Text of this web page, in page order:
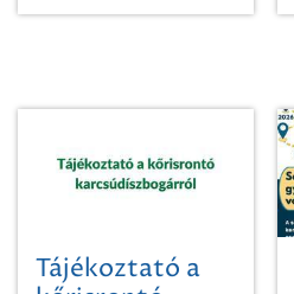
Tájékoztató a